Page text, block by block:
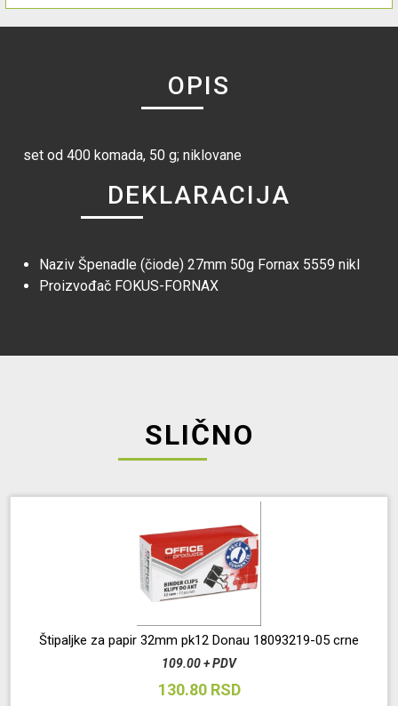
OPIS
set od 400 komada, 50 g; niklovane
DEKLARACIJA
Naziv Špenadle (čiode) 27mm 50g Fornax 5559 nikl
Proizvođač FOKUS-FORNAX
SLIČNO
Štipaljke za papir 32mm pk12 Donau 18093219-05 crne
109.00 + PDV
130.80 RSD